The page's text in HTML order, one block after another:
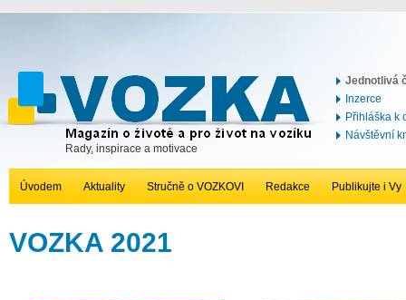
Rady, inspirace a motivace
Jednotlivá
Inzerce
Přihláška k
Návštěvní
Úvodem Aktuality Stručně o VOZKOVI Redakce Publikujte i Vy
VOZKA 2021